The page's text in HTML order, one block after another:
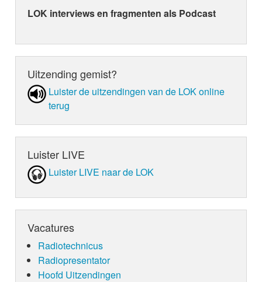
LOK interviews en fragmenten als Podcast
Uitzending gemist?
Luister de uit­zen­din­gen van de LOK online
terug
Luister LIVE
Luister LIVE naar de LOK
Vacatures
Radiotechnicus
Radiopresentator
Hoofd Uitzendingen